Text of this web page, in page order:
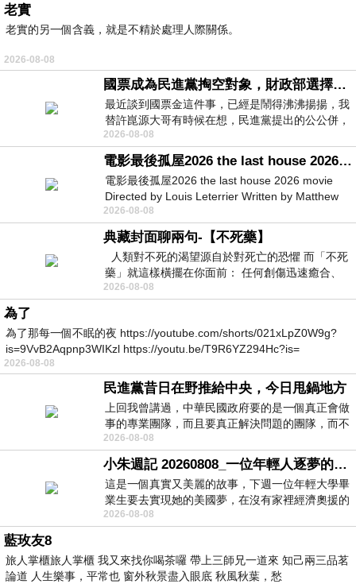
老實
老實的另一個含義，就是不精於處理人際關係。
2026-08-08
國票成為民進黨掏空對象，財政部選擇性失憶
最近談到國票金這件事，已經是鬧得沸沸揚揚，我
替許崑源大哥有時候在想，民進黨提出的公公併，
其實就是想要國庫通黨庫，鬧出最大的醜
2026-08-08
電影最後孤屋2026 the last house 2026 movie
電影最後孤屋2026 the last house 2026 movie
Directed by Louis Leterrier Written by Matthew
Robinson Starring Greta Lee Wa
2026-08-08
典藏封面聊兩句-【不死藥】
人類對不死的渴望源自於對死亡的恐懼 而「不死
藥」就這樣橫擺在你面前： 任何創傷迅速癒合、
停止衰老、痛覺消失…堪
2026-08-08
為了
為了那每一個不眠的夜 https://youtube.com/shorts/021xLpZ0W9g?
is=9VvB2Aqpnp3WIKzl https://youtu.be/T9R6YZ294Hc?is=
2026-08-08
民進黨昔日在野推給中央，今日甩鍋地方
上回我曾講過，中華民國政府要的是一個真正會做
事的專業團隊，而且要真正解決問題的團隊，而不
是只會到處甩鍋的雙標團隊，最近民進黨
2026-08-08
小朱週記 20260808_一位年輕人逐夢的真實故事
這是一個真實又美麗的故事，下週一位年輕大學畢
業生要去實現她的美國夢，在沒有家裡經濟奧援的
情況下，靠著自我努力工作累積出國基
2026-08-08
藍玫友8
旅人掌櫃旅人掌櫃 我又來找你喝茶囉 帶上三師兄一道來 知己兩三品茗
論道 人生樂事，平常也 窗外秋景盡入眼底 秋風秋葉，愁